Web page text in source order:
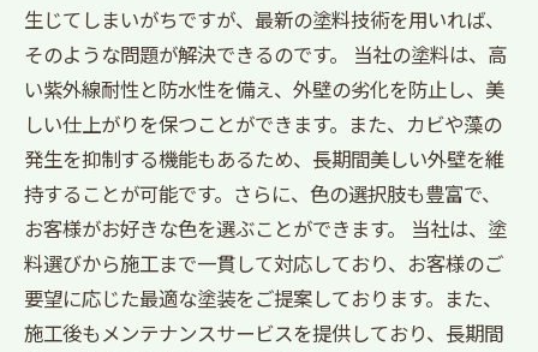
生じてしまいがちですが、最新の塗料技術を用いれば、
そのような問題が解決できるのです。 当社の塗料は、高
い紫外線耐性と防水性を備え、外壁の劣化を防止し、美
しい仕上がりを保つことができます。また、カビや藻の
発生を抑制する機能もあるため、長期間美しい外壁を維
持することが可能です。さらに、色の選択肢も豊富で、
お客様がお好きな色を選ぶことができます。 当社は、塗
料選びから施工まで一貫して対応しており、お客様のご
要望に応じた最適な塗装をご提案しております。また、
施工後もメンテナンスサービスを提供しており、長期間